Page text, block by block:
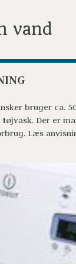
vand
bruger ca.
Der er
Læs